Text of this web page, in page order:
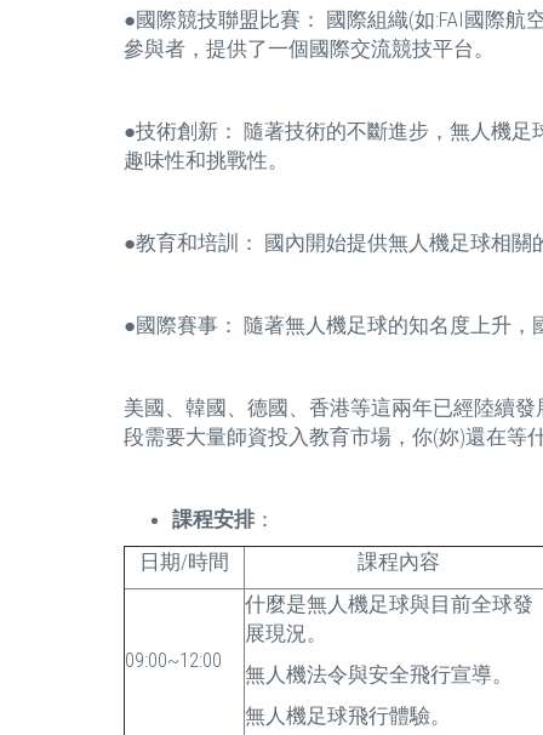
●國際競技聯盟比賽： 國際組織(如:FAI國際航
參與者，提供了一個國際交流競技平台。
●技術創新： 隨著技術的不斷進步，無人機
趣味性和挑戰性。
●教育和培訓： 國內開始提供無人機足球相
●國際賽事： 隨著無人機足球的知名度上升
美國、韓國、德國、香港等這兩年已經陸續
段需要大量師資投入教育市場，你(妳)還在等
課程安排 ：
日期/時間
課程內容
09:00~12:00
什麼是無人機足球與目前全球發
展現況。
無人機法令與安全飛行宣導。
無人機足球飛行體驗。